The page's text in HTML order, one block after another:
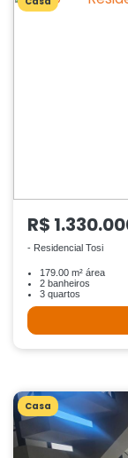
R$
- Residencial Tosi
179.00 m² área
2 banheiros
3 quartos
Casa